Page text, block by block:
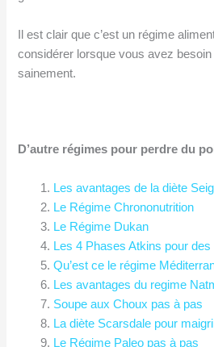
Il est clair que c’est un régime
considérer lorsque vous avez
sainement.
D’autre régimes pour perdre du
Les avantages de la diète
Le Régime Chrononutrition
Le Régime Dukan
Les 4 Phases Atkins pour
Qu’est ce le régime
Les avantages du regime
Soupe aux Choux pas à pas
La diète Scarsdale pour
Le Régime Paleo pas à pas